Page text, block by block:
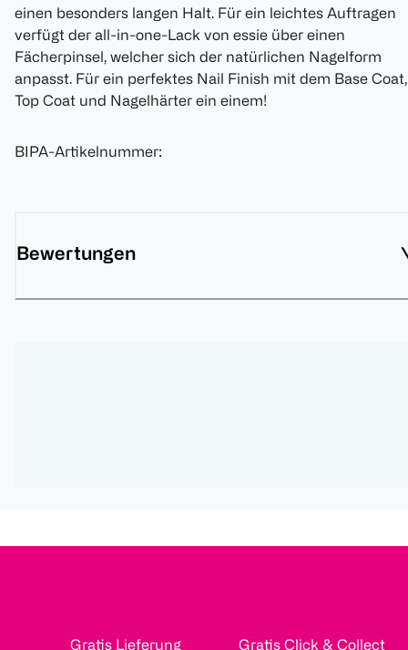
einen besonders langen Halt. Für ein leichtes Auftragen
verfügt der all-in-one-Lack von essie über einen
Fächerpinsel, welcher sich der natürlichen Nagelform
anpasst. Für ein perfektes Nail Finish mit dem Base Coat,
Top Coat und Nagelhärter ein einem!
BIPA-Artikelnummer:
Bewertungen
Gratis Lieferung Gratis Click & Collect